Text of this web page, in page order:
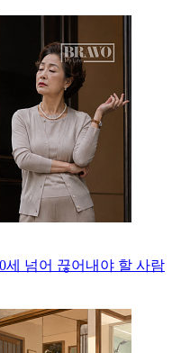
세 넘어 끊어내야 할 사람